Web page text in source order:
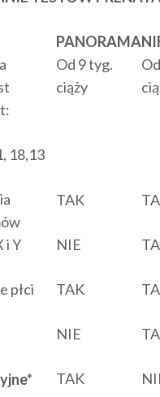
PANORAMA
Od 9 tyg.
ciąży
18,13
i Y
płci
TAK
NIE
TAK
NIE
TAK